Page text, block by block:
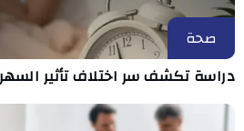
صحة
دراسة تكشف سر اختلاف تأثير